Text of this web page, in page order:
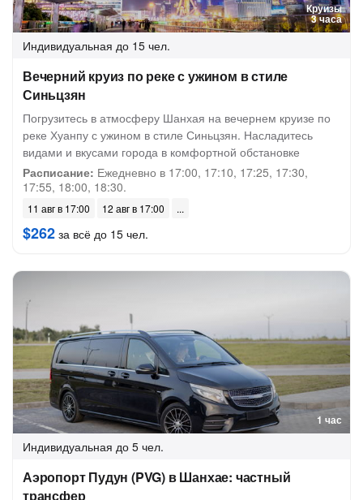
Круизы
3 часа
Индивидуальная до 15 чел.
Вечерний круиз по реке с ужином в стиле
Синьцзян
Погрузитесь в атмосферу Шанхая на вечернем круизе по
реке Хуанпу с ужином в стиле Синьцзян. Насладитесь
видами и вкусами города в комфортной обстановке
Расписание: Ежедневно в 17:00, 17:10, 17:25, 17:30,
17:55, 18:00, 18:30.
11 авг в 17:00 12 авг в 17:00
$262 за всё до 15 чел.
1 час
Индивидуальная до 5 чел.
Аэропорт Пудун (PVG) в Шанхае: частный
трансфер